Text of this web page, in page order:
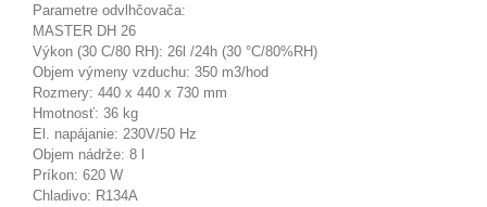
Parametre odvlhčovača:
MASTER DH 26
Výkon (30 C/80 RH): 26l /24h (30 °C/80%RH)
Objem výmeny vzduchu: 350 m3/hod
Rozmery: 440 x 440 x 730 mm
Hmotnosť: 36 kg
El. napájanie: 230V/50 Hz
Objem nádrže: 8 l
Príkon: 620 W
Chladivo: R134A